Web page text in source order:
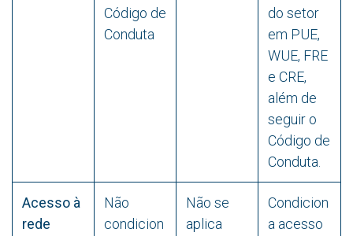
Código de
Conduta
do setor
em PUE,
WUE, FRE
e CRE,
além de
seguir o
Código de
Conduta
Acesso à
rede
Não
condicion
Não se
aplica
Condicion
a acesso